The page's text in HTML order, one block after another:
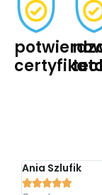
Ania Szlufik
